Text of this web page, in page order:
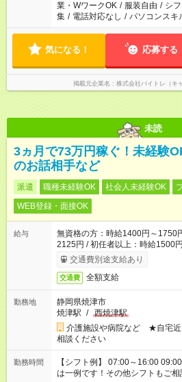
業・WワークOK / 服装自由 / シ
集 / 電話対応なし / パソコンスキ
気になる！ 応募する
掲載元企業名 株式会社バイトレ（キ
未読
3ヵ月で73万円稼ぐ！未経験
のお話相手など
派遣 職種未経験OK 社会人未経験OK
WEB登録・面接OK
給与
無資格の方：時給1400円～1750
2125円 / 初任者以上：時給1500
交通費別途支給あり
交通費 全額支給
勤務地
静岡県焼津市
焼津駅 / 西焼津駅
介護施設や病院など ★自宅近
相談ください
勤務時間
【シフト例】 07:00～16:00 09:00～
は一例です！その他シフトもご相